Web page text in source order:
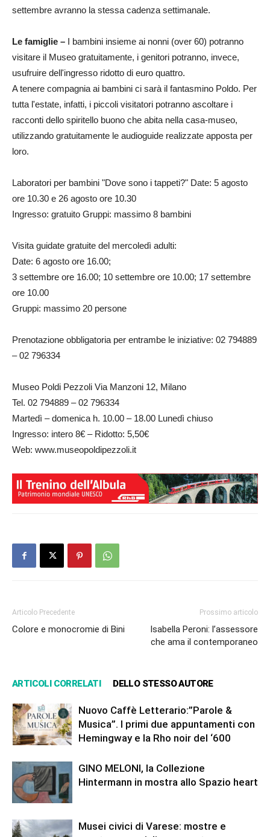
settembre avranno la stessa cadenza settimanale.
Le famiglie – I bambini insieme ai nonni (over 60) potranno
visitare il Museo gratuitamente, i genitori potranno, invece,
usufruire dell'ingresso ridotto di euro quattro.
A tenere compagnia ai bambini ci sarà il fantasmino Poldo. Per
tutta l'estate, infatti, i piccoli visitatori potranno ascoltare i
racconti dello spiritello buono che abita nella casa-museo,
utilizzando gratuitamente le audioguide realizzate apposta per
loro.
Laboratori per bambini "Dove sono i tappeti?" Date: 5 agosto
ore 10.30 e 26 agosto ore 10.30
Ingresso: gratuito Gruppi: massimo 8 bambini
Visita guidate gratuite del mercoledì adulti:
Date: 6 agosto ore 16.00;
3 settembre ore 16.00; 10 settembre ore 10.00; 17 settembre
ore 10.00
Gruppi: massimo 20 persone
Prenotazione obbligatoria per entrambe le iniziative: 02 794889
– 02 796334
Museo Poldi Pezzoli Via Manzoni 12, Milano
Tel. 02 794889 – 02 796334
Martedì – domenica h. 10.00 – 18.00 Lunedì chiuso
Ingresso: intero 8€ – Ridotto: 5,50€
Web: www.museopoldipezzoli.it
Articolo Precedente
Colore e monocromie di Bini
Prossimo articolo
Isabella Peroni: l’assessore
che ama il contemporaneo
ARTICOLI CORRELATI DELLO STESSO AUTORE
Nuovo Caffè Letterario:”Parole &
Musica”. I primi due appuntamenti con
Hemingway e la Rho noir del ‘600
GINO MELONI, la Collezione
Hintermann in mostra allo Spazio heart
Musei civici di Varese: mostre e